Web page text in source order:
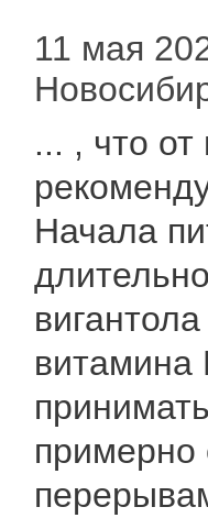
11 мая
... , что
Начала
витамина
примерно